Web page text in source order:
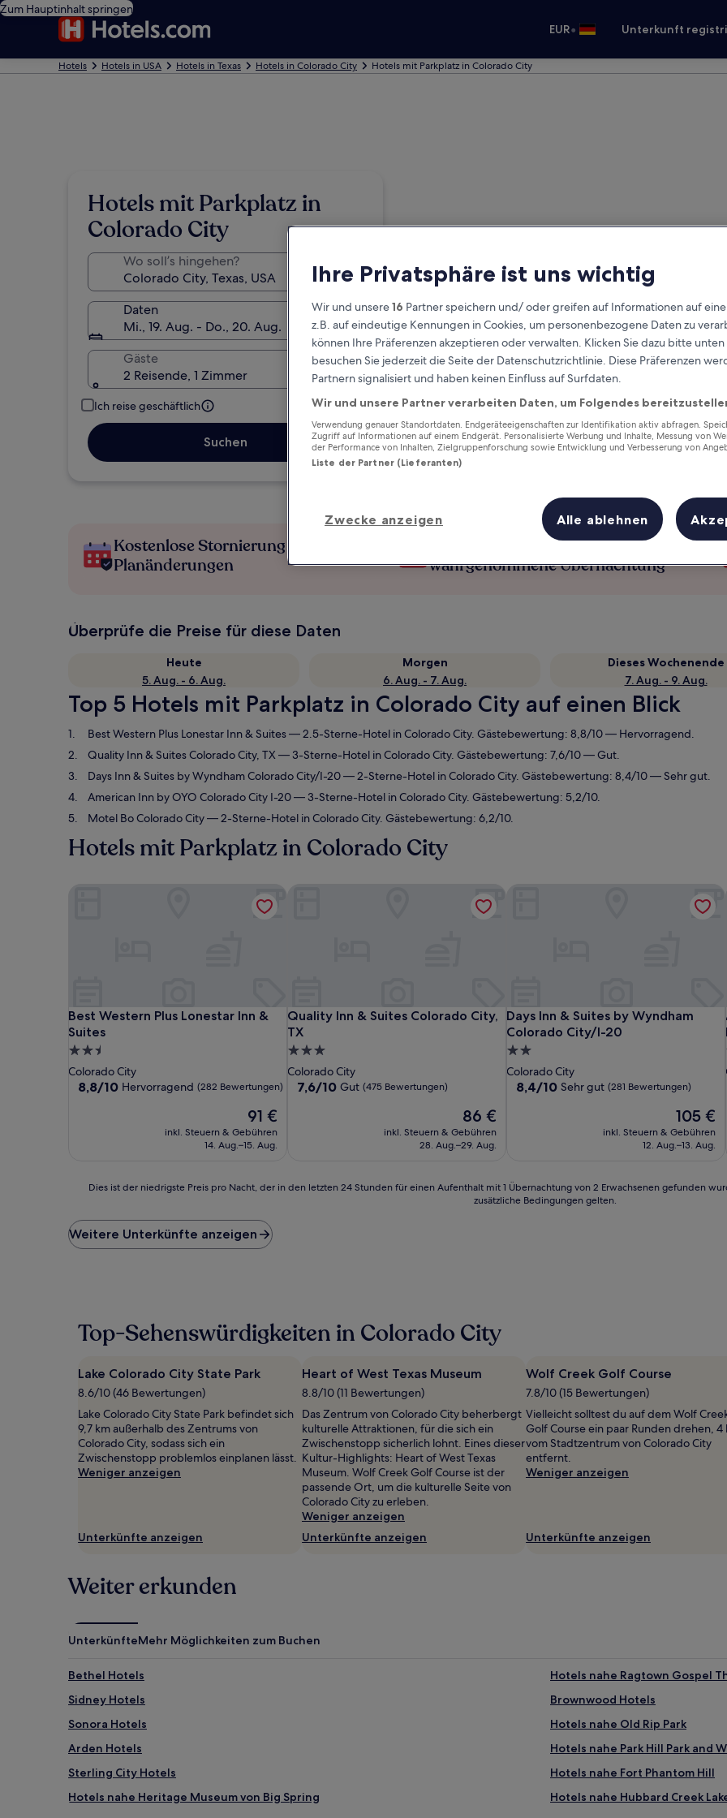
Zum Hauptinhalt springen
EUR• Unterkunft
Hotels Hotels in USA Hotels in Texas Hotels in Colorado City Hotels mit Parkplatz in Colorado City
Hotels mit Parkplatz in
Colorado City
Wo soll’s hingehen?
Daten
Mi., 19. Aug. - Do., 20. Aug.
Gäste
2 Reisende, 1 Zimmer
Ich reise geschäftlich
Suchen
Kostenlose Stornierung bei
Planänderungen
Verdiene Prämien für jede
wahrgenommene Übernachtung
Überprüfe die Preise für diese Daten
Heute
5. Aug. - 6. Aug.
Morgen
6. Aug. - 7. Aug.
Dieses Wochenende
7. Aug. - 9. Aug.
Top 5 Hotels mit Parkplatz in Colorado City auf einen Blick
Best Western Plus Lonestar Inn & Suites— 2.5-Sterne-Hotel in Colorado City. Gästebewertung: 8,8/10 — Hervorragend.
Quality Inn & Suites Colorado City, TX— 3-Sterne-Hotel in Colorado City. Gästebewertung: 7,6/10 — Gut.
Days Inn & Suites by Wyndham Colorado City/I-20— 2-Sterne-Hotel in Colorado City. Gästebewertung: 8,4/10 — Sehr gut.
American Inn by OYO Colorado City I-20— 3-Sterne-Hotel in Colorado City. Gästebewertung: 5,2/10.
Motel Bo Colorado City— 2-Sterne-Hotel in Colorado City. Gästebewertung: 6,2/10.
Hotels mit Parkplatz in Colorado City
Best Western Plus Lonestar Inn &
Suites
Best Western Plus Lonestar Inn & Suites
2.5-
Sterne-
Unterkunft
Colorado City
8.8
8,8/10 Hervorragend (282 Bewertungen)
Der
Preis
beträgt
91 €
inkl. Steuern & Gebühren
14. Aug.–15. Aug.
Best Western Plus Lonestar Inn & Suites
Quality Inn & Suites Colorado City,
TX
Quality Inn & Suites Colorado City, TX
3.0-
Sterne-
Unterkunft
Colorado City
7.6
7,6/10 Gut (475 Bewertungen)
Der
Preis
beträgt
86 €
inkl. Steuern & Gebühren
28. Aug.–29. Aug.
Quality Inn & Suites Colorado City, TX
Days Inn & Suites by Wyndham
Colorado City/I-20
Days Inn & Suites by Wyndham
2.0-
Sterne-
Unterkunft
Colorado City
8.4
8,4/10 Sehr gut (281 Bewertungen)
Der
Preis
beträgt
105 €
inkl. Steuern & Gebühren
12. Aug.–13. Aug.
Days Inn & Suites by Wyndham
der
niedrigste
Preis
letzten
24 Stunden
einen
Aufenthalt
mit
1 Übernachtung
von
2 Erwachsenen
gefunden
wurde.
können
Es
können
Bedingungen
gelten.
Dies ist der niedrigste Preis pro Nacht, der in den letzten 24 Stunden für einen Aufenthalt mit 1 Übernachtung von 2 Erwachsenen gefunden
zusätzliche Bedingungen gelten.
Weitere Unterkünfte anzeigen
Top-Sehenswürdigkeiten in Colorado City
Lake Colorado City State Park
8.6/10 (46 Bewertungen)
Lake Colorado City State Park befindet sich
9,7 km außerhalb des Zentrums von
Colorado City, sodass sich ein
Zwischenstopp problemlos einplanen lässt.
Weniger anzeigen
Unterkünfte anzeigen
Heart of West Texas Museum
8.8/10 (11 Bewertungen)
Das Zentrum von Colorado City beherbergt
kulturelle Attraktionen, für die sich ein
Zwischenstopp sicherlich lohnt. Eines dieser
Kultur-Highlights: Heart of West Texas
Museum. Wolf Creek Golf Course ist der
passende Ort, um die kulturelle Seite von
Colorado City zu erleben.
Weniger anzeigen
Unterkünfte anzeigen
Wolf Creek Golf Course
7.8/10 (15 Bewertungen)
Vielleicht solltest du auf dem Wolf
Golf Course ein paar Runden drehen, 4
vom Stadtzentrum von Colorado City
entfernt.
Weniger anzeigen
Unterkünfte anzeigen
Weiter erkunden
UnterkünfteMehr Möglichkeiten zum Buchen
Bethel Hotels
Hotels nahe Ragtown Gospel
Sidney Hotels
Brownwood Hotels
Sonora Hotels
Hotels nahe Old Rip Park
Arden Hotels
Hotels nahe Park Hill Park and
Sterling City Hotels
Hotels nahe Fort Phantom Hill
Hotels nahe Heritage Museum von Big Spring
Hotels nahe Hubbard Creek
Ihre Privatsphäre ist uns wichtig
Wir und unsere16 Partner speichern und/ oder greifen auf Informationen auf
z.B. auf eindeutige Kennungen in Cookies, um personenbezogene Daten zu
können Ihre Präferenzen akzeptieren oder verwalten. Klicken Sie dazu bitte
besuchen Sie jederzeit die Seite der Datenschutzrichtlinie. Diese Präferenzen
Partnern signalisiert und haben keinen Einfluss auf Surfdaten.
Wir und unsere Partner verarbeiten Daten, um Folgendes
Verwendung genauer Standortdaten. Endgeräteeigenschaften zur Identifikation aktiv abfragen.
Zugriff auf Informationen auf einem Endgerät. Personalisierte Werbung und Inhalte, Messung von
der Performance von Inhalten, Zielgruppenforschung sowie Entwicklung und Verbesserung von
Liste der Partner (Lieferanten)
Zwecke anzeigen Alle ablehnen